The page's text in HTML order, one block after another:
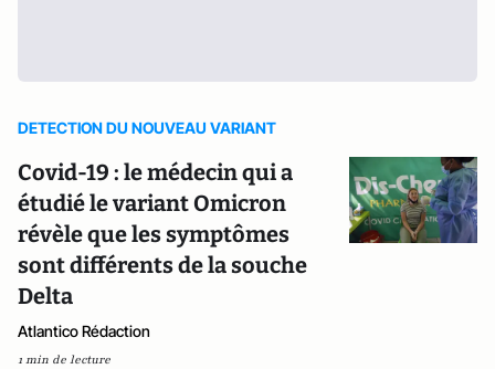
DETECTION DU NOUVEAU VARIANT
Covid-19 : le médecin qui a
étudié le variant Omicron
révèle que les symptômes
sont différents de la souche
Delta
Atlantico Rédaction
1 min de lecture